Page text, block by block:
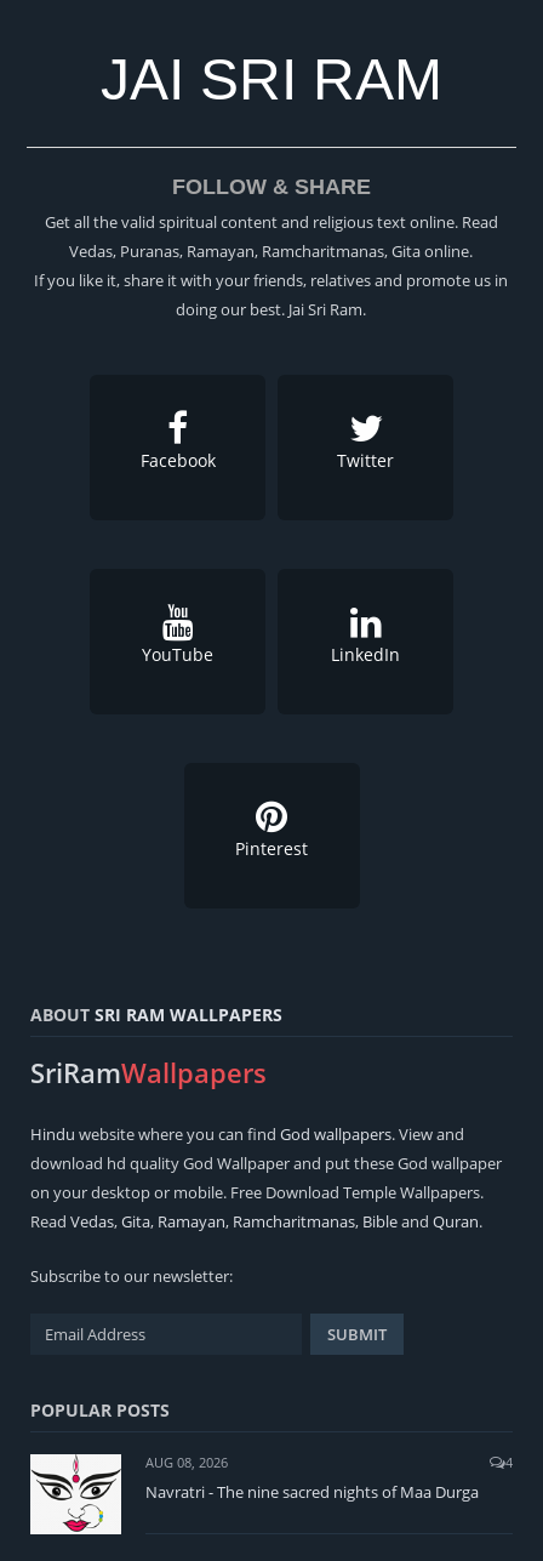
JAI SRI RAM
FOLLOW & SHARE
Get all the valid spiritual content and religious text online. Read
Vedas, Puranas, Ramayan, Ramcharitmanas, Gita online.
If you like it, share it with your friends, relatives and promote us in
doing our best. Jai Sri Ram.
Facebook Twitter
YouTube LinkedIn
Pinterest
ABOUT SRI RAM WALLPAPERS
SriRamWallpapers
Hindu website where you can find God wallpapers. View and
download hd quality God Wallpaper and put these God wallpaper
on your desktop or mobile. Free Download Temple Wallpapers.
Read Vedas,Gita, Ramayan, Ramcharitmanas, Bibleand Quran.
Subscribe to our newsletter:
POPULAR POSTS
AUG 08, 2026 4
Navratri - The nine sacred nights of Maa Durga